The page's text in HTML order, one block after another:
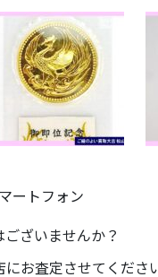
ートフォン
ざいませんか？
お査定させてくださ